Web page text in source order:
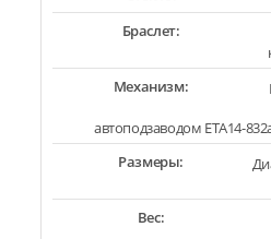
Браслет:
Механизм:
автоподзаводом ETA14-
Размеры:
Вес: